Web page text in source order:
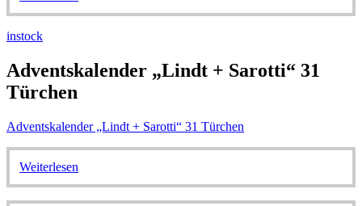
instock
Adventskalender „Lindt + Sarotti“ 31
Türchen
Adventskalender „Lindt + Sarotti“ 31 Türchen
Weiterlesen